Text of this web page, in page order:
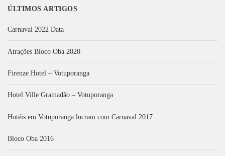
ÚLTIMOS ARTIGOS
Carnaval 2022 Data
Atrações Bloco Oba 2020
Firenze Hotel – Votuporanga
Hotel Ville Gramadão – Votuporanga
Hotéis em Votuporanga lucram com Carnaval 2017
Bloco Oba 2016